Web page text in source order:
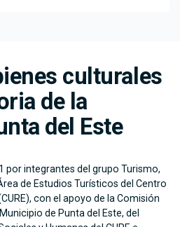
culturales
de la
del Este
por integrantes del grupo Turismo,
de Estudios Turísticos del Centro
con el apoyo de la Comisión
de Punta del Este, del